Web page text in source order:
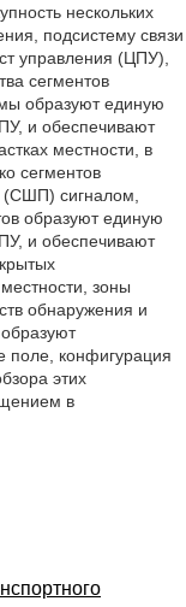
нескольких
подсистему связи
управления (ЦПУ),
сегментов
образуют единую
и обеспечивают
местности, в
сегментов
(СШП) сигналом,
образуют единую
и обеспечивают
зоны
обнаружения и
поле, конфигурация
этих
в